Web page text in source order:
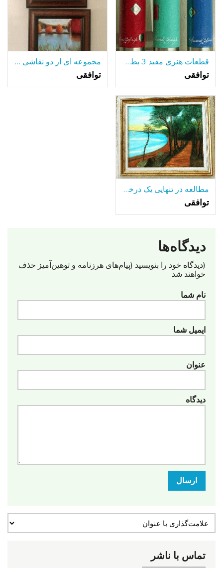
قطعات هنری مفید 3 بطری های آلومینیومی جلا
توافقی
مجموعه ای از دو نقاشی رنگ و روغن قاب
توافقی
مطالعه در تنهایی یک درخت تنها-در میان بسیاری از دریاچه.
توافقی
دیدگاه‌ها
(دیدگاه خود را بنویسید (پیام‌های هرزنامه‌ و توهین‌آمیز حذف
خواهند شد
نام شما
ایمیل شما
عنوان
دیدگاه
ارسال
تماس با ناشر